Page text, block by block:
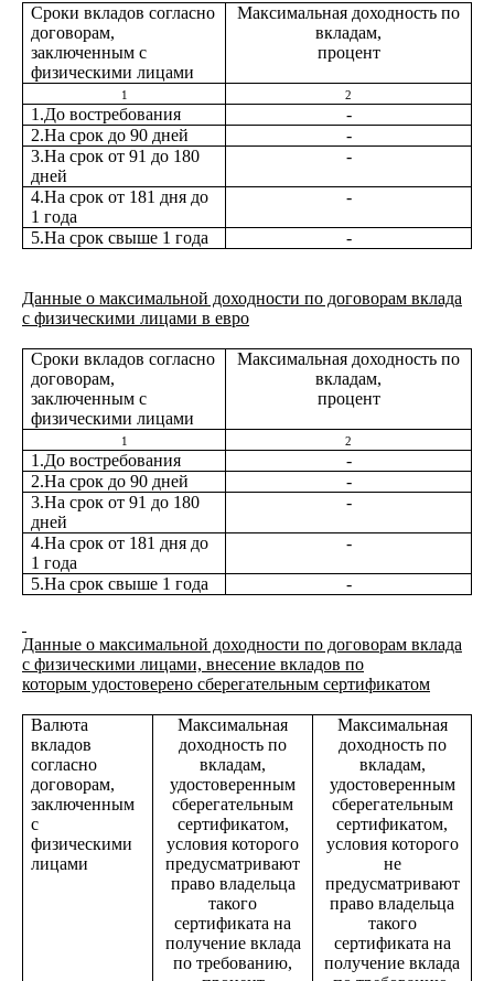
Сроки вкладов согласно
договорам,
заключенным с
физическими лицами
Максимальная доходность по
вкладам,
процент
1 2
1.До востребования
-
2.На срок до 90 дней
-
3.На срок от 91 до 180
дней
-
4.На срок от 181 дня до
1 года
-
5.На срок свыше 1 года -
Данные о максимальной доходности по договорам вклада
с физическими лицами в евро
Сроки вкладов согласно
договорам,
заключенным с
физическими лицами
Максимальная доходность по
вкладам,
процент
1 2
1.До востребования
-
2.На срок до 90 дней
-
3.На срок от 91 до 180
дней
-
4.На срок от 181 дня до
1 года
-
5.На срок свыше 1 года -
Данные о максимальной доходности по договорам вклада
с физическими лицами, внесение вкладов по
которым удостоверено сберегательным сертификатом
Валюта
вкладов
согласно
договорам,
заключенным
с
физическими
лицами
Максимальная
доходность по
вкладам,
удостоверенным
сберегательным
сертификатом,
условия которого
предусматривают
право владельца
такого
сертификата на
получение вклада
по требованию,
Максимальная
доходность по
вкладам,
удостоверенным
сберегательным
сертификатом,
условия которого
не
предусматривают
право владельца
такого
сертификата на
получение вклада